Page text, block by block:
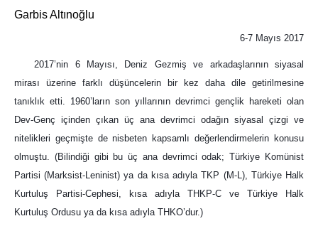
Garbis Altınoğlu
6-7 Mayıs 2017
2017’nin 6 Mayısı, Deniz Gezmiş ve arkadaşlarının siyasal
mirası üzerine farklı düşüncelerin bir kez daha dile getirilmesine
tanıklık etti. 1960’ların son yıllarının devrimci gençlik hareketi olan
Dev-Genç içinden çıkan üç ana devrimci odağın siyasal çizgi ve
nitelikleri geçmişte de nisbeten kapsamlı değerlendirmelerin konusu
olmuştu. (Bilindiği gibi bu üç ana devrimci odak; Türkiye Komünist
Partisi (Marksist-Leninist) ya da kısa adıyla TKP (M-L), Türkiye Halk
Kurtuluş Partisi-Cephesi, kısa adıyla THKP-C ve Türkiye Halk
Kurtuluş Ordusu ya da kısa adıyla THKO’dur.)